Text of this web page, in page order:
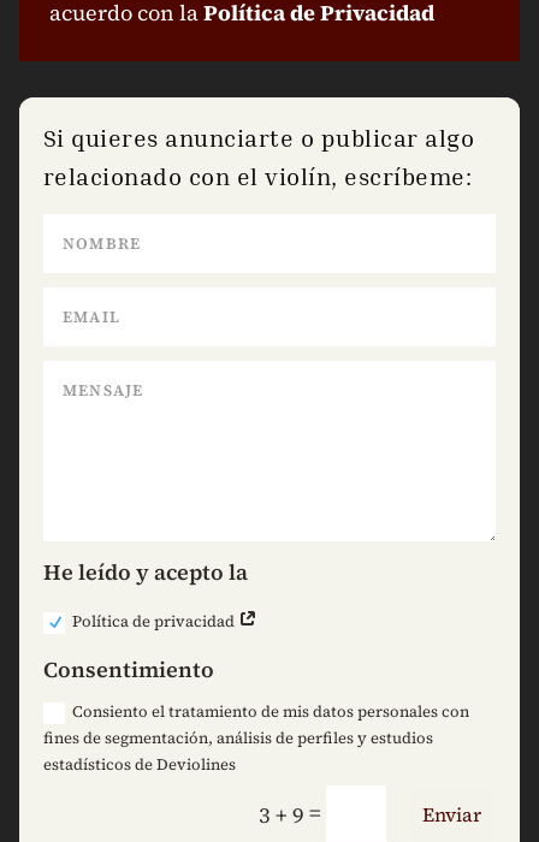
acuerdo con laPolítica de Privacidad
Si quieres anunciarte o publicar algo
relacionado con el violín, escríbeme:
He leído y acepto la
Política de privacidad
Consentimiento
Consiento el tratamiento de mis datos personales con
fines de segmentación, análisis de perfiles y estudios
estadísticos de Deviolines
3 + 9 = Enviar